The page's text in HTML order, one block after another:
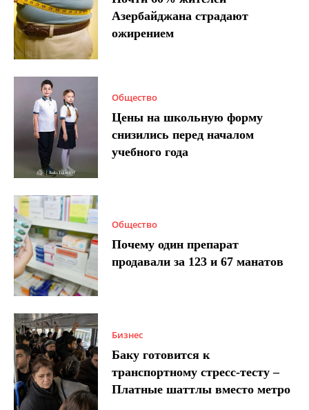
Азербайджана страдают
ожирением
Общество
Цены на школьную форму
снизились перед началом
учебного года
Общество
Почему один препарат
продавали за 123 и 67 манатов
Бизнес
Баку готовится к
транспортному стресс-тесту –
Платные шаттлы вместо метро